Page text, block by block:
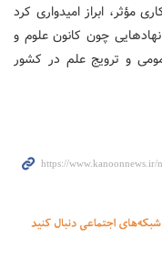
مؤثر، ابراز امیدواری کرد
چون کانون علوم و
و ترویج علم در کشور